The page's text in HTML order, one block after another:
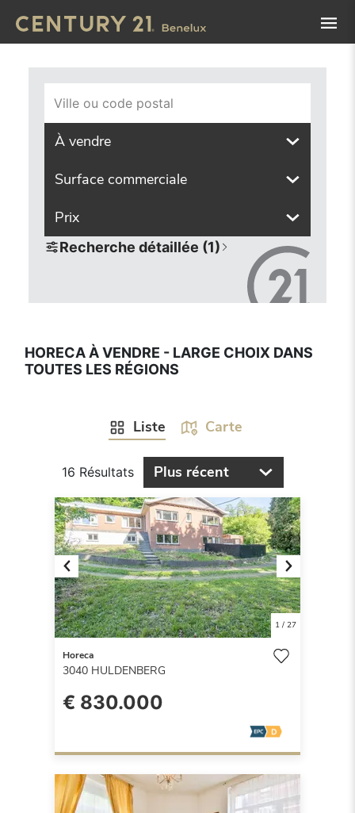
Ville ou code postal
À vendre
Surface commerciale
Prix
Recherche détaillée (1)
HORECA À VENDRE - LARGE CHOIX DANS
TOUTES LES RÉGIONS
Liste Carte
16 Résultats Plus récent
Previous Next
1/ 27
Horeca
3040 HULDENBERG
€ 830.000